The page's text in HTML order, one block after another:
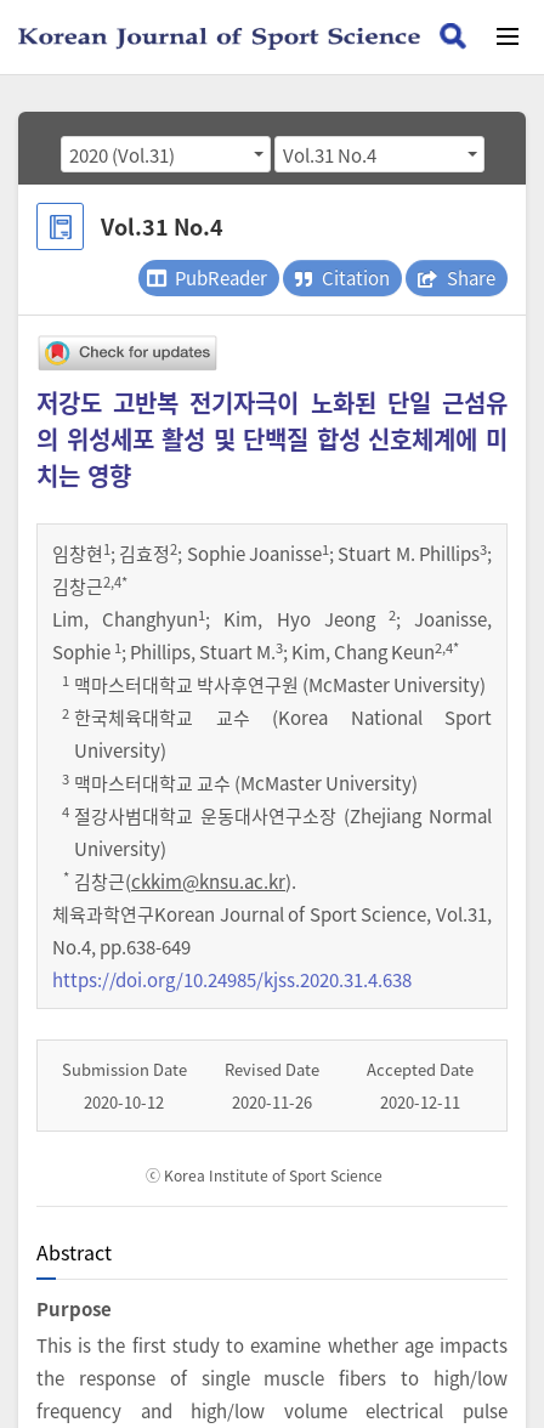
2020 (Vol.31) Vol.31 No.4
Vol.31 No.4
PubReader Citation Share
저강도 고반복 전기자극이 노화된 단일 근섬유
의 위성세포 활성 및 단백질 합성 신호체계에 미
치는 영향
임창현1;김효정2; Sophie Joanisse1;Stuart M. Phillips3;
김창근2,4*
Lim, Changhyun1; Kim, Hyo Jeong 2; Joanisse,
Sophie 1; Phillips, Stuart M.3; Kim, Chang Keun2,4*
1 맥마스터대학교 박사후연구원 (McMaster University)
2 한국체육대학교 교수 (Korea National Sport
University)
3 맥마스터대학교 교수 (McMaster University)
4 절강사범대학교 운동대사연구소장 (Zhejiang Normal
University)
* 김창근(ckkim@knsu.ac.kr).
체육과학연구Korean Journal of Sport Science,Vol.31,
No.4,pp.638-649
https://doi.org/10.24985/kjss.2020.31.4.638
Submission Date
2020-10-12
Revised Date
2020-11-26
Accepted Date
2020-12-11
ⓒ Korea Institute of Sport Science
Abstract
Purpose
This is the first study to examine whether age impacts
the response of single muscle fibers to high/low
frequency and high/low volume electrical pulse